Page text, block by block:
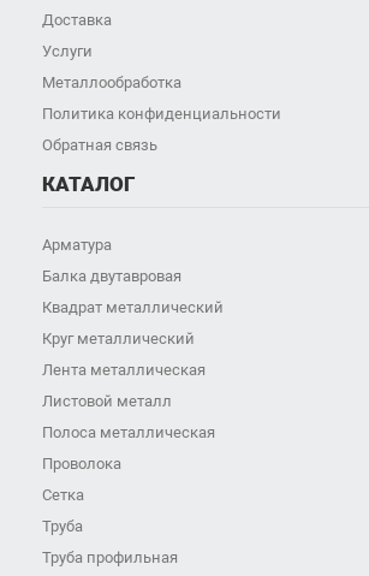
Доставка
Услуги
Металлообработка
Политика конфиденциальности
Обратная связь
КАТАЛОГ
Арматура
Балка двутавровая
Квадрат металлический
Круг металлический
Лента металлическая
Листовой металл
Полоса металлическая
Проволока
Сетка
Труба
Труба профильная